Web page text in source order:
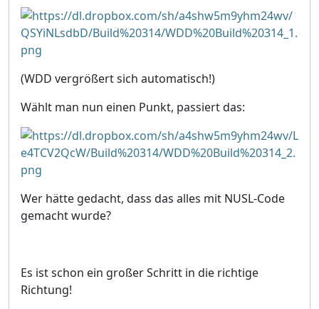
(WDD vergrößert sich automatisch!)
Wählt man nun einen Punkt, passiert das:
Wer hätte gedacht, dass das alles mit NUSL-Code
gemacht wurde?
Es ist schon ein großer Schritt in die richtige
Richtung!